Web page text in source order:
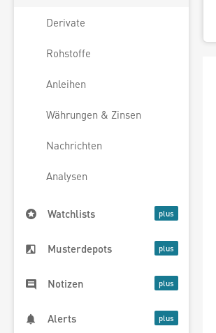
Derivate
Rohstoffe
Anleihen
Währungen & Zinsen
Nachrichten
Analysen
Watchlists
Musterdepots
Notizen
Alerts